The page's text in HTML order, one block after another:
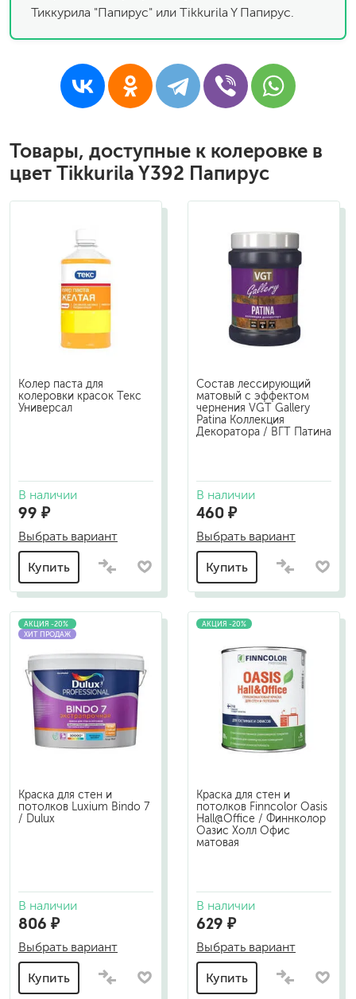
Тиккурила "Папирус" или Tikkurila Y Папирус.
Товары, доступные к колеровке в
цвет Tikkurila Y392 Папирус
Колер паста для
колеровки красок Текс
Универсал
В наличии
99 ₽
Выбрать вариант
Купить
Состав лессирующий
матовый с эффектом
чернения VGT Gallery
Patina Коллекция
Декоратора / ВГТ Патина
В наличии
460 ₽
Выбрать вариант
Купить
АКЦИЯ -20%
ХИТ ПРОДАЖ
Краска для стен и
потолков Luxium Bindo 7
/ Dulux
В наличии
806 ₽
Выбрать вариант
Купить
АКЦИЯ -20%
Краска для стен и
потолков Finncolor Oasis
Hall@Office / Финнколор
Оазис Холл Офис
матовая
В наличии
629 ₽
Выбрать вариант
Купить